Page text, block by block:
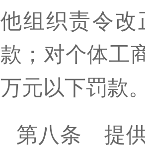
他组织责令
款；对个体工
万元以下罚款
第八条
提